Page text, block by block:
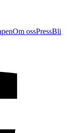
Om ossPressBli